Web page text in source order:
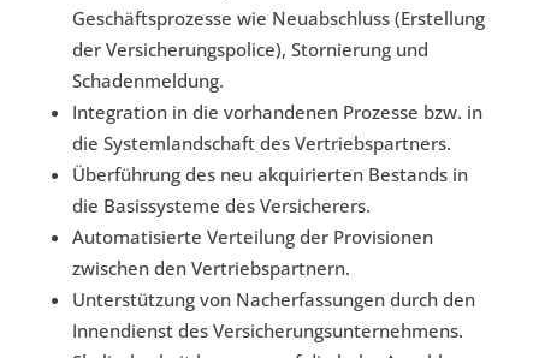
Geschäftsprozesse wie Neuabschluss (Erstellung
der Versicherungspolice), Stornierung und
Schadenmeldung.
Integration in die vorhandenen Prozesse bzw. in
die Systemlandschaft des Vertriebspartners.
Überführung des neu akquirierten Bestands in
die Basissysteme des Versicherers.
Automatisierte Verteilung der Provisionen
zwischen den Vertriebspartnern.
Unterstützung von Nacherfassungen durch den
Innendienst des Versicherungsunternehmens.